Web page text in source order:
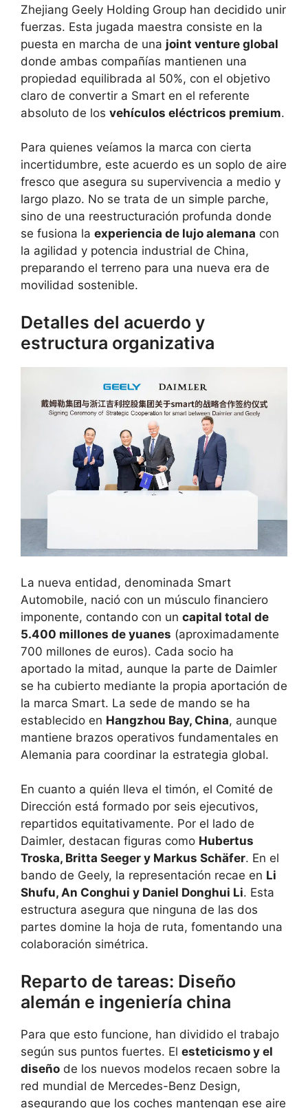
Zhejiang Geely Holding Group han decidido unir
fuerzas. Esta jugada maestra consiste en la
puesta en marcha de una joint venture global
donde ambas compañías mantienen una
propiedad equilibrada al 50%, con el objetivo
claro de convertir a Smart en el referente
absoluto de los vehículos eléctricos premium.
Para quienes veíamos la marca con cierta
incertidumbre, este acuerdo es un soplo de aire
fresco que asegura su supervivencia a medio y
largo plazo. No se trata de un simple parche,
sino de una reestructuración profunda donde
se fusiona la experiencia de lujo alemana con
la agilidad y potencia industrial de China,
preparando el terreno para una nueva era de
movilidad sostenible.
Detalles del acuerdo y
estructura organizativa
La nueva entidad, denominada Smart
Automobile, nació con un músculo financiero
imponente, contando con un capital total de
5.400 millones de yuanes (aproximadamente
700 millones de euros). Cada socio ha
aportado la mitad, aunque la parte de Daimler
se ha cubierto mediante la propia aportación de
la marca Smart. La sede de mando se ha
establecido en Hangzhou Bay, China, aunque
mantiene brazos operativos fundamentales en
Alemania para coordinar la estrategia global.
En cuanto a quién lleva el timón, el Comité de
Dirección está formado por seis ejecutivos,
repartidos equitativamente. Por el lado de
Daimler, destacan figuras como Hubertus
Troska, Britta Seeger y Markus Schäfer. En el
bando de Geely, la representación recae en Li
Shufu, An Conghui y Daniel Donghui Li. Esta
estructura asegura que ninguna de las dos
partes domine la hoja de ruta, fomentando una
colaboración simétrica.
Reparto de tareas: Diseño
alemán e ingeniería china
Para que esto funcione, han dividido el trabajo
según sus puntos fuertes. El esteticismo y el
diseño de los nuevos modelos recaen sobre la
red mundial de Mercedes-Benz Design,
asegurando que los coches mantengan ese aire